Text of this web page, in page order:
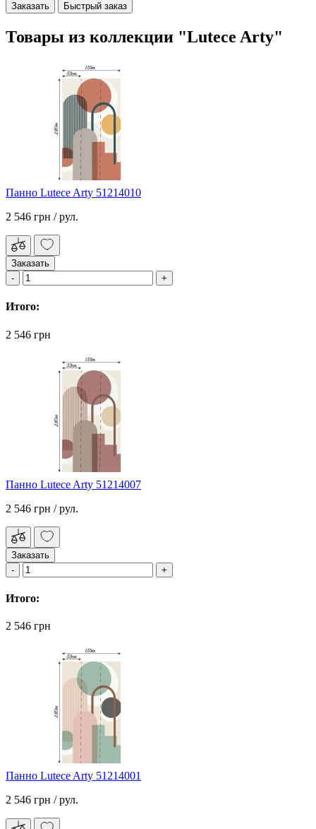
Заказать Быстрый заказ
Товары из коллекции "Lutece Arty"
Панно Lutece Arty 51214010
2 546 грн / рул.
Заказать
Итого:
2 546 грн
Панно Lutece Arty 51214007
2 546 грн / рул.
Заказать
Итого:
2 546 грн
Панно Lutece Arty 51214001
2 546 грн / рул.